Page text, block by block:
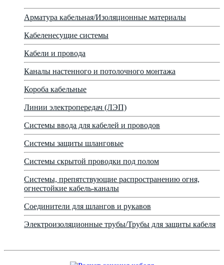
Арматура кабельная/Изоляционные материалы
Кабеленесущие системы
Кабели и провода
Каналы настенного и потолочного монтажа
Короба кабельные
Линии электропередач (ЛЭП)
Системы ввода для кабелей и проводов
Системы защиты шланговые
Системы скрытой проводки под полом
Системы, препятствующие распространению огня,
огнестойкие кабель-каналы
Соединители для шлангов и рукавов
Электроизоляционные трубы/Трубы для защиты кабеля